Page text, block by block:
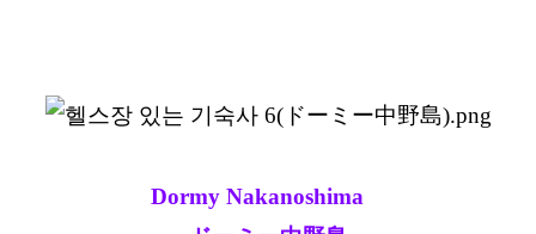
Dormy Nakanoshima